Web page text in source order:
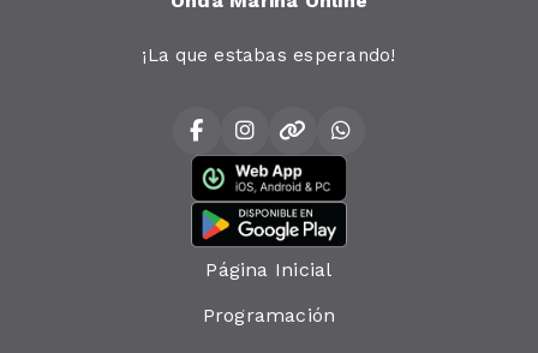
¡La que estabas esperando!
Página Inicial
Programación